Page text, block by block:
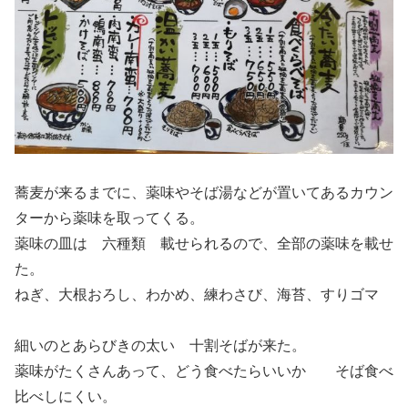
蕎麦が来るまでに、薬味やそば湯などが置いてあるカウン
ターから薬味を取ってくる。
薬味の皿は 六種類 載せられるので、全部の薬味を載せ
た。
ねぎ、大根おろし、わかめ、練わさび、海苔、すりゴマ
細いのとあらびきの太い 十割そばが来た。
薬味がたくさんあって、どう食べたらいいか そば食べ
比べしにくい。